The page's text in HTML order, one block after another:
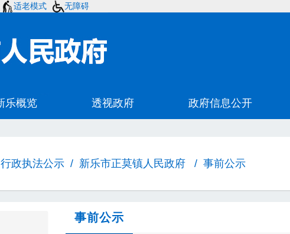
适老模式 无障碍
行政执法公示 / 新乐市正莫镇人民政府 / 事前公示
事前公示